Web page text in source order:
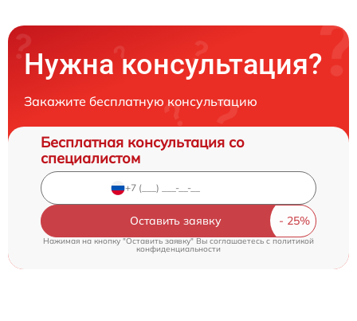
Нужна консультация?
Закажите бесплатную консультацию
Бесплатная консультация со
специалистом
Оставить заявку
Нажимая на кнопку "Оставить заявку" Вы соглашаетесь cполитикой
конфиденциальности